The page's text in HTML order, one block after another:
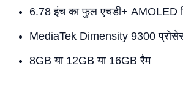
6.78 इंच का फुल एचडी+ AMOLED
MediaTek Dimensity 9300
8GB या 12GB या 16GB रैम